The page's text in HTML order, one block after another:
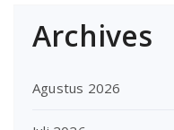
Archives
Agustus 2026